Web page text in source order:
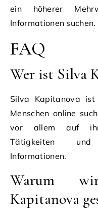
ein höherer
Informationen suchen.
FAQ
Wer ist Silva
Silva Kapitanova
Menschen online
vor allem auf
Tätigkeiten
Informationen.
Warum
Kapitanova